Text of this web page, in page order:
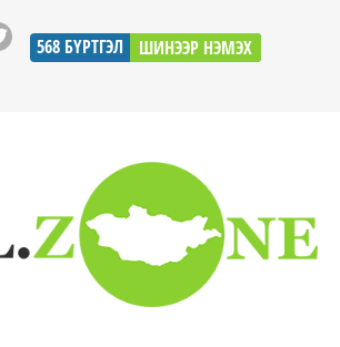
568 БҮРТГЭЛ ШИНЭЭР НЭМЭХ